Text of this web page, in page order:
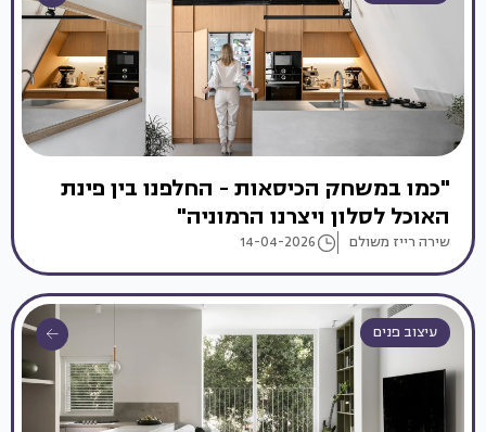
"כמו במשחק הכיסאות - החלפנו בין פינת
האוכל לסלון ויצרנו הרמוניה"
שירה רייז משולם 14-04-2026
עיצוב פנים